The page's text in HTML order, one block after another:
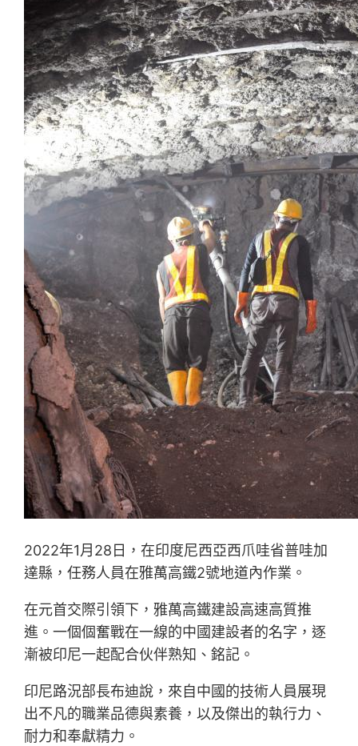
2022年1月28日，在印度尼西亞西爪哇省普哇加
達縣，任務人員在雅萬高鐵2號地道內作業。
在元首交際引領下，雅萬高鐵建設高速高質推
進。一個個奮戰在一線的中國建設者的名字，逐
漸被印尼一起配合伙伴熟知、銘記。
印尼路況部長布迪說，來自中國的技術人員展現
出不凡的職業品德與素養，以及傑出的執行力、
耐力和奉獻精力。